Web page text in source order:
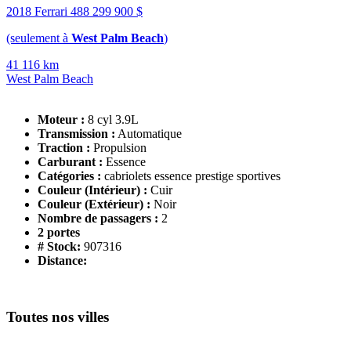
2018 Ferrari 488 299 900 $
(seulement à West Palm Beach)
41 116 km
West Palm Beach
Moteur : 8 cyl 3.9L
Transmission : Automatique
Traction : Propulsion
Carburant : Essence
Catégories : cabriolets essence prestige sportives
Couleur (Intérieur) : Cuir
Couleur (Extérieur) : Noir
Nombre de passagers : 2
2 portes
# Stock: 907316
Distance:
Toutes nos villes